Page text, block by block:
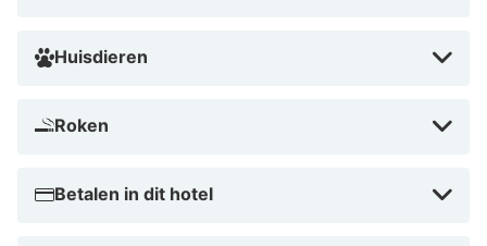
Huisdieren
Roken
Betalen in dit hotel